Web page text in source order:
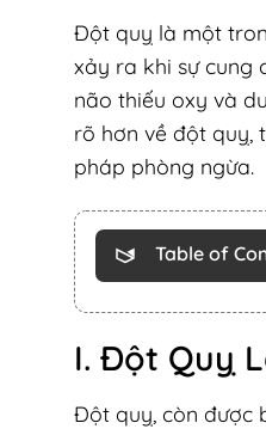
Đột quỵ là một
xảy ra khi sự cung
não thiếu oxy và
rõ hơn về đột quỵ,
pháp phòng ngừa.
Table of
I. Đột Quỵ
Đột quỵ, còn được